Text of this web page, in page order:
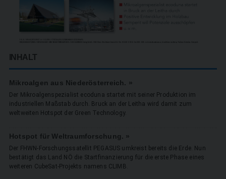
INHALT
Mikroalgen aus Niederösterreich. »
Der Mikroalgenspezialist ecoduna startet mit seiner Produktion im
industriellen Maßstab durch. Bruck an der Leitha wird damit zum
weltweiten Hotspot der Green Technology.
Hotspot für Weltraumforschung. »
Der FHWN-Forschungssatellit PEGASUS umkreist bereits die Erde. Nun
bestätigt das Land NÖ die Startfinanzierung für die erste Phase eines
weiteren CubeSat-Projekts namens CLIMB.